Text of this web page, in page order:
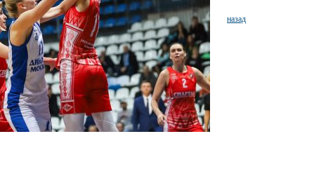
назад